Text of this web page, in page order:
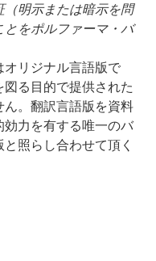
明示または暗示を問
をポルファーマ・バ
リジナル言語版で
る目的で提供された
ん。翻訳言語版を資料
力を有する唯一のバ
照らし合わせて頂く